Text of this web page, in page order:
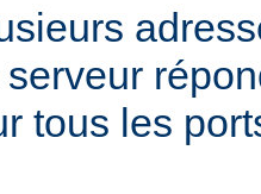
tous les